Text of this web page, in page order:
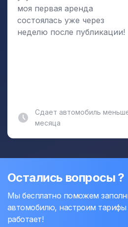
моя первая аренда
состоялась уже через
неделю после публикации!
Сдает автомобиль
месяца
Остались вопросы ?
Мы бесплатно поможем
автомобилю, настроим тарифы
работает!